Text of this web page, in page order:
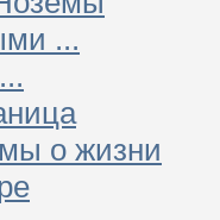
...
о жизни